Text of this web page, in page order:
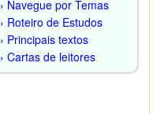
Navegue por Temas
Roteiro de Estudos
Principais textos
Cartas de leitores